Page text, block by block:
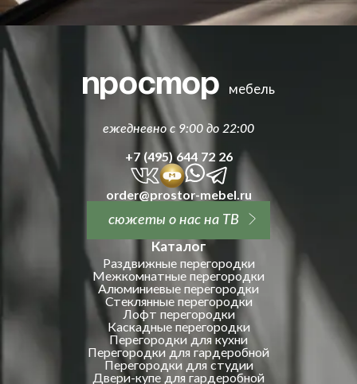
простор мебель
ежедневно с 9:00 до 22:00
+7 (495) 644 72 26
order@prostor-mebel.ru
сюжеты о нас на ТВ
Каталог
Раздвижные перегородки
Межкомнатные перегородки
Алюминиевые перегородки
Стеклянные перегородки
Лофт перегородки
Каскадные перегородки
Перегородки для кухни
Перегородки для гардеробной
Перегородки для студии
Двери-купе для гардеробной